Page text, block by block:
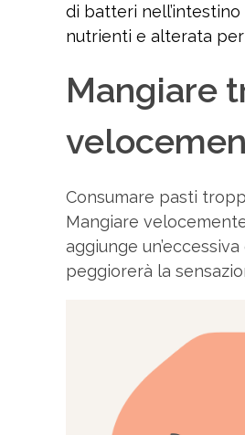
di batteri
nutrienti e alterata
Mangiare
Consumare pasti
Mangiare
aggiunge
peggiorerà la